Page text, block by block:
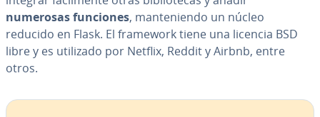
numerosas funciones, ma­n­te­nie­n­do un núcleo
reducido en Flask. El framework tiene una licencia BSD
libre y es utilizado por Netflix, Reddit y Airbnb, entre
otros.